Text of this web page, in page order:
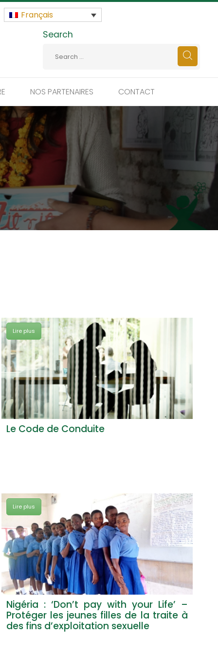
Français
Search
NOS PARTENAIRES CONTACT
Lire plus
Le Code de Conduite
Lire plus
Nigéria : ‘Don’t pay with your Life’ –
Protéger les jeunes filles de la traite à
des fins d’exploitation sexuelle